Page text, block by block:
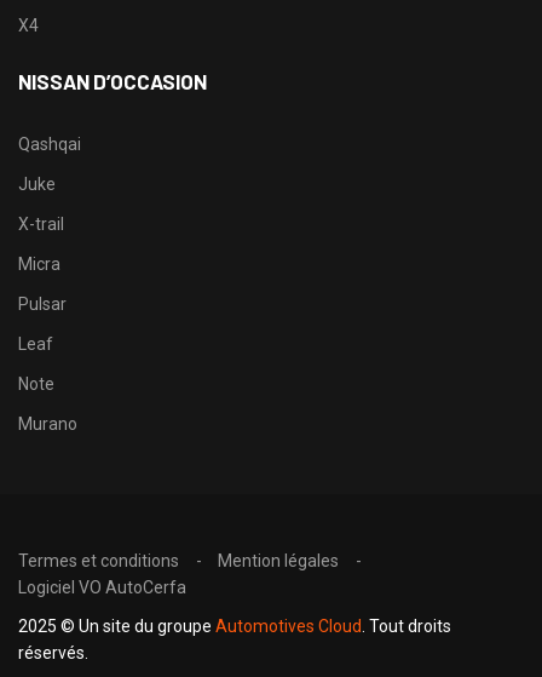
X4
NISSAN D’OCCASION
Qashqai
Juke
X-trail
Micra
Pulsar
Leaf
Note
Murano
Termes et conditions
Mention légales
Logiciel VO AutoCerfa
2025 © Un site du groupe Automotives Cloud . Tout droits
réservés.